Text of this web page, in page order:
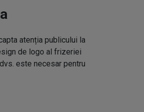
atenția publicului la
de logo al frizeriei
este necesar pentru